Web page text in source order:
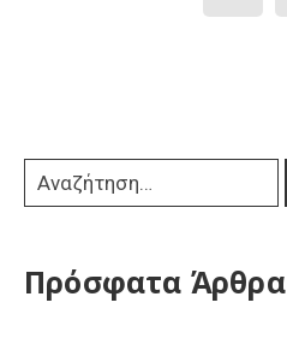
Πρόσφατα Άρθρα